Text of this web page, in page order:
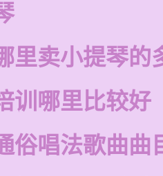
里卖小提琴的
训哪里比较好
俗唱法歌曲曲